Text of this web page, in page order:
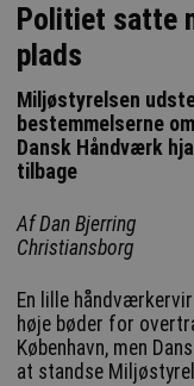
Politiet satte
plads
Miljøstyrelsen
bestemmelserne
Dansk Håndværk
tilbage
Af Dan Bjerring
Christiansborg
En lille
høje bøder for
København, men
at standse